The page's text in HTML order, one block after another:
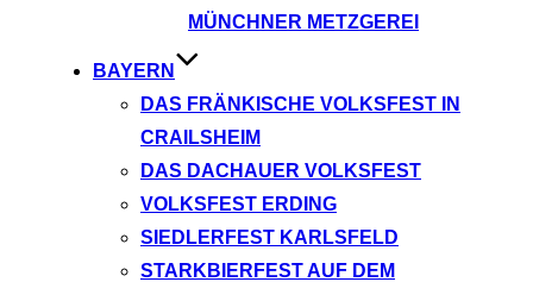
MÜNCHNER METZGEREI
BAYERN
DAS FRÄNKISCHE VOLKSFEST IN
CRAILSHEIM
DAS DACHAUER VOLKSFEST
VOLKSFEST ERDING
SIEDLERFEST KARLSFELD
STARKBIERFEST AUF DEM